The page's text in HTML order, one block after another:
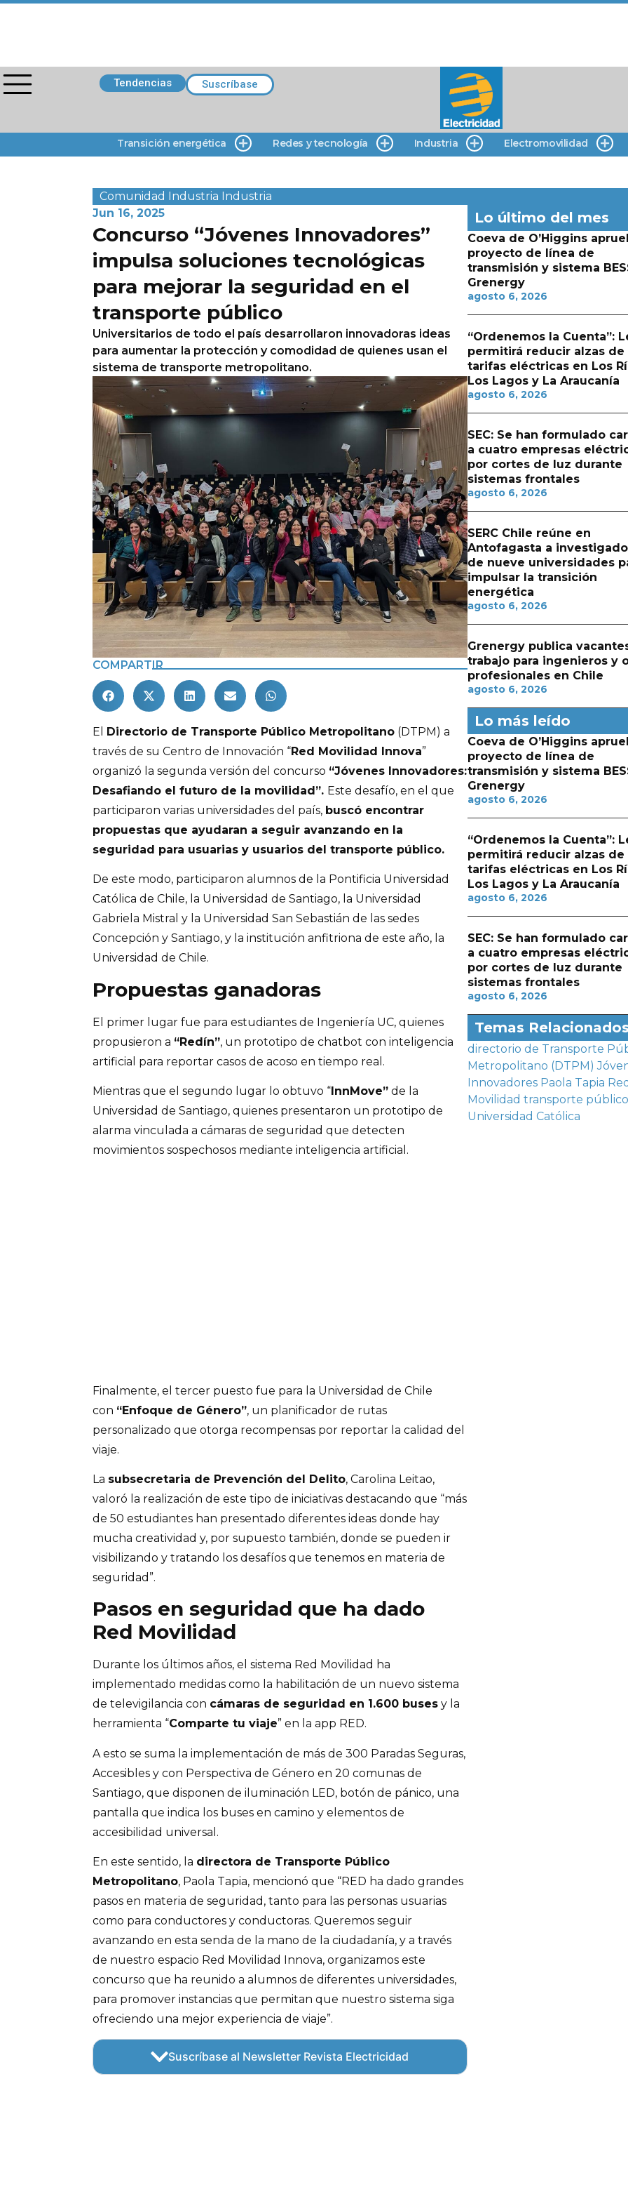
Tendencias Suscríbase
Transición energética Redes y tecnología Industria Electromovilidad
Comunidad Industria Industria
Jun 16, 2025
Concurso “Jóvenes Innovadores”
impulsa soluciones tecnológicas
para mejorar la seguridad en el
transporte público
Universitarios de todo el país desarrollaron innovadoras ideas
para aumentar la protección y comodidad de quienes usan el
sistema de transporte metropolitano.
COMPARTIR
El Directorio de Transporte Público Metropolitano (DTPM) a
través de su Centro de Innovación “Red Movilidad Innova”
organizó la segunda versión del concurso “Jóvenes Innovadores:
Desafiando el futuro de la movilidad”. Este desafío, en el que
participaron varias universidades del país, buscó encontrar
propuestas que ayudaran a seguir avanzando en la
seguridad para usuarias y usuarios del transporte público.
De este modo, participaron alumnos de la Pontificia Universidad
Católica de Chile, la Universidad de Santiago, la Universidad
Gabriela Mistral y la Universidad San Sebastián de las sedes
Concepción y Santiago, y la institución anfitriona de este año, la
Universidad de Chile.
Propuestas ganadoras
El primer lugar fue para estudiantes de Ingeniería UC, quienes
propusieron a “Redín”, un prototipo de chatbot con inteligencia
artificial para reportar casos de acoso en tiempo real.
Mientras que el segundo lugar lo obtuvo “InnMove” de la
Universidad de Santiago, quienes presentaron un prototipo de
alarma vinculada a cámaras de seguridad que detecten
movimientos sospechosos mediante inteligencia artificial.
Finalmente, el tercer puesto fue para la Universidad de Chile
con “Enfoque de Género”, un planificador de rutas
personalizado que otorga recompensas por reportar la calidad del
viaje.
La subsecretaria de Prevención del Delito, Carolina Leitao,
valoró la realización de este tipo de iniciativas destacando que “más
de 50 estudiantes han presentado diferentes ideas donde hay
mucha creatividad y, por supuesto también, donde se pueden ir
visibilizando y tratando los desafíos que tenemos en materia de
seguridad”.
Pasos en seguridad que ha dado
Red Movilidad
Durante los últimos años, el sistema Red Movilidad ha
implementado medidas como la habilitación de un nuevo sistema
de televigilancia con cámaras de seguridad en 1.600 buses y la
herramienta “Comparte tu viaje” en la app RED.
A esto se suma la implementación de más de 300 Paradas Seguras,
Accesibles y con Perspectiva de Género en 20 comunas de
Santiago, que disponen de iluminación LED, botón de pánico, una
pantalla que indica los buses en camino y elementos de
accesibilidad universal.
En este sentido, la directora de Transporte Público
Metropolitano, Paola Tapia, mencionó que “RED ha dado grandes
pasos en materia de seguridad, tanto para las personas usuarias
como para conductores y conductoras. Queremos seguir
avanzando en esta senda de la mano de la ciudadanía, y a través
de nuestro espacio Red Movilidad Innova, organizamos este
concurso que ha reunido a alumnos de diferentes universidades,
para promover instancias que permitan que nuestro sistema siga
ofreciendo una mejor experiencia de viaje”.
Suscríbase al Newsletter Revista Electricidad
Lo último del mes
Coeva de O’Higgins
proyecto de línea de
transmisión y sistema
Grenergy
agosto 6, 2026
“Ordenemos la Cuenta”:
permitirá reducir alzas de
tarifas eléctricas en Los
Los Lagos y La Araucanía
agosto 6, 2026
SEC: Se han formulado
a cuatro empresas
por cortes de luz durante
sistemas frontales
agosto 6, 2026
SERC Chile reúne en
Antofagasta a
de nueve universidades
impulsar la transición
energética
agosto 6, 2026
Grenergy publica
trabajo para ingenieros y
profesionales en Chile
agosto 6, 2026
Lo más leído
Coeva de O’Higgins
proyecto de línea de
transmisión y sistema
Grenergy
agosto 6, 2026
“Ordenemos la Cuenta”:
permitirá reducir alzas de
tarifas eléctricas en Los
Los Lagos y La Araucanía
agosto 6, 2026
SEC: Se han formulado
a cuatro empresas
por cortes de luz durante
sistemas frontales
agosto 6, 2026
Temas Relacionados
directorio de Transporte
Metropolitano (DTPM)
Innovadores Paola Tapia Red
Movilidad transporte público
Universidad Católica